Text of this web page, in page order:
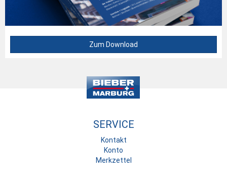
Zum Download
SERVICE
Kontakt
Konto
Merkzettel